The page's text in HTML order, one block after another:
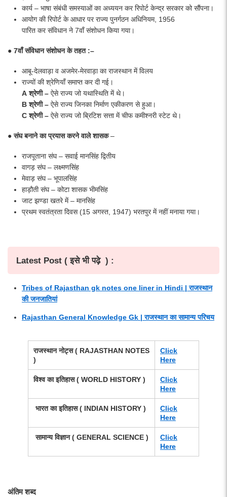
कार्य – भाषा संबंधी समस्याओं का अध्ययन कर रिपोर्ट केन्द्र सरकार को सौंपना।
आयोग की रिपोर्ट के आधार पर राज्य पुनर्गठन अधिनियम, 1956
पारित कर संविधान ने 7वाँ संशोधन किया गया।
● 7वाँ संविधान संशोधन के तहत :–
आबू-देलवाड़ा व अजमेर-मेरवाड़ा का राजस्थान में विलय
राज्यों की श्रेणियाँ समाप्त कर दी गई।
Aश्रेणी– ऐसे राज्य जो यथास्थिति में थे।
Bश्रेणी– ऐसे राज्य जिनका निर्माण एकीकरण से हुआ।
Cश्रेणी– ऐसे राज्य जो ब्रिटिश सत्ता में चीफ कमीश्नरी स्टेट थे।
● संघ बनाने का प्रयास करने वाले शासक –
राजपूताना संघ – सवाई मानसिंह द्वितीय
वागड़ संघ – लक्ष्मणसिंह
मेवाड़ संघ – भूपालसिंह
हाड़ौती संघ – कोटा शासक भीमसिंह
जाट झण्डा खतरे में – मानसिंह
प्रथम स्वतंत्रता दिवस (15 अगस्त, 1947) भरतपुर में नहीं मनाया गया।
Latest Post ( इसे भी पढ़े ) :
Tribes of Rajasthan gk notes one liner in Hindi | राजस्थान
की जनजातियां
Rajasthan General Knowledge Gk | राजस्थान का सामान्य परिचय
राजस्थान नोट्स ( RAJASTHAN NOTES
)
Click
Here
विश्व का इतिहास ( WORLD HISTORY )
Click
Here
भारत का इतिहास ( INDIAN HISTORY )
Click
Here
सामान्य विज्ञान ( GENERAL SCIENCE )
Click
Here
अंतिम शब्द